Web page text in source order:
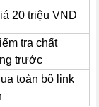
20 triệu VND
tra chất
trước
toàn bộ link